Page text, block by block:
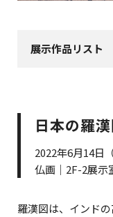
展示作品リスト
日本の羅
2022年6月14日
仏画｜2F-2展示
羅漢図は、インド